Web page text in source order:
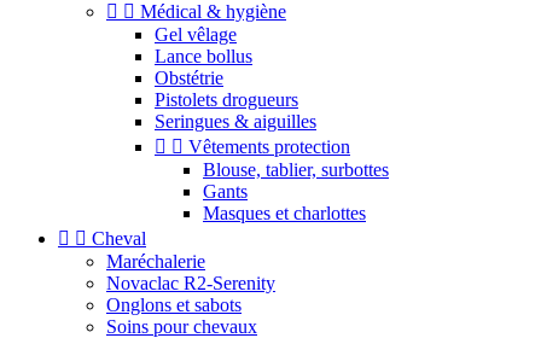
  Médical & hygiène
Gel vêlage
Lance bollus
Obstétrie
Pistolets drogueurs
Seringues & aiguilles
  Vêtements protection
Blouse, tablier, surbottes
Gants
Masques et charlottes
  Cheval
Maréchalerie
Novaclac R2-Serenity
Onglons et sabots
Soins pour chevaux